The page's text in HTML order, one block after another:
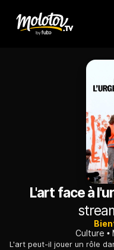
L'art face à
Culture